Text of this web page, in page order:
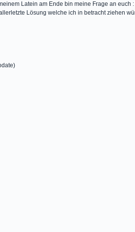
Latein am Ende bin meine Frage an euch :
Lösung welche ich in betracht ziehen